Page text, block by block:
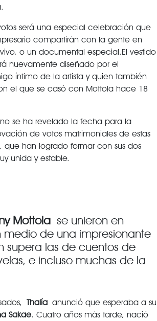
será una especial celebración que
compartirán con la gente en
o un documental especial.El vestido
nuevamente diseñado por el
íntimo de la artista y quien también
el que se casó con Mottola hace 18
se ha revelado la fecha para la
de votos matrimoniales de estas
que han logrado formar con sus dos
unida y estable.
Mottola se unieron en
medio de una impresionante
supera las de cuentos de
e incluso muchas de la
Thalía anunció que esperaba a su
Sakae. Cuatro años más tarde, nació